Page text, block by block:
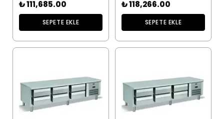
₺ 111,685.00
SEPETE EKLE
₺ 118,266.00
SEPETE EKLE